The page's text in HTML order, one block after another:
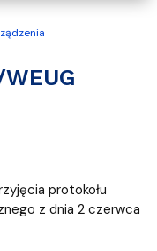
protokołu
z dnia 2 czerwca